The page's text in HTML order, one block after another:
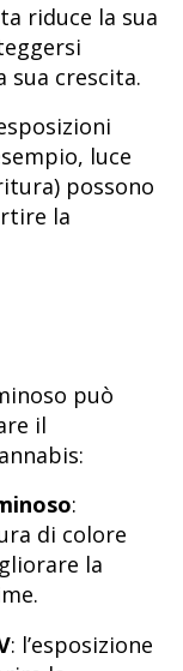
riduce la sua
sua crescita.
luce
possono
la
può
il
:
di colore
la
: l’esposizione